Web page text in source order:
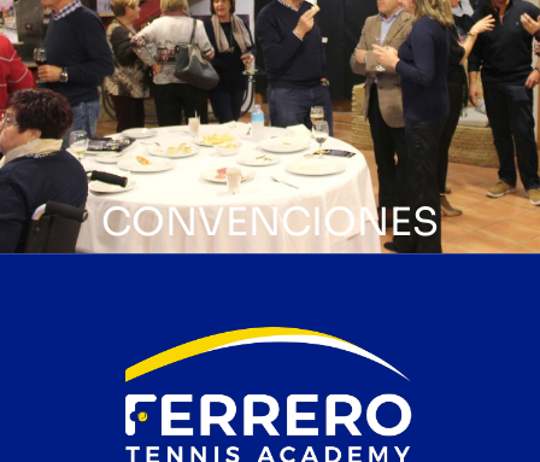
CONVENCIONES